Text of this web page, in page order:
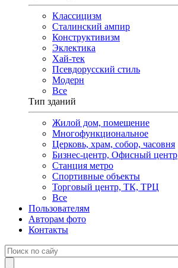
Классицизм
Сталинский ампир
Конструктивизм
Эклектика
Хай-тек
Псевдорусский стиль
Модерн
Все
Тип зданий
Жилой дом, помещение
Многофункциональное
Церковь, храм, собор, часовня
Бизнес-центр, Офисный центр
Станция метро
Спортивные объекты
Торговый центр, ТК, ТРЦ
Все
Пользователям
Авторам фото
Контакты